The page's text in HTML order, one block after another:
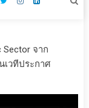
Sector จาก
เวทีประกาศ